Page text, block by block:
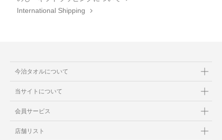
International Shipping
今治タオルについて
当サイトについて
会員サービス
店舗リスト